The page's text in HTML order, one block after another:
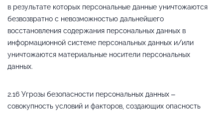
в результате которых персональные данные уничтожаются
безвозвратно с невозможностью дальнейшего
восстановления содержания персональных данных в
информационной системе персональных данных и/или
уничтожаются материальные носители персональных
данных.
2.16 Угрозы безопасности персональных данных –
совокупность условий и факторов, создающих опасность